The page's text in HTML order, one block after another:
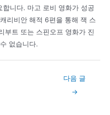
니다. 마고 로비 영화가 성공
리비안 해적 6편을 통해 잭 스
부트 또는 스핀오프 영화가 진
없습니다.
다음 글
→